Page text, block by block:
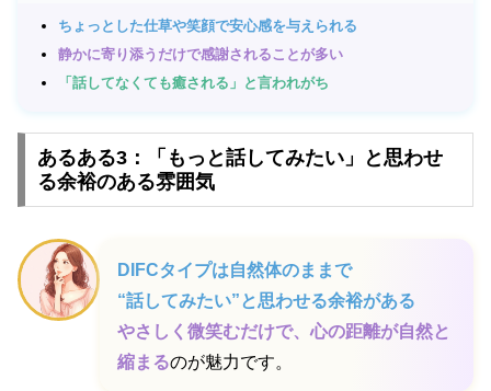
ちょっとした仕草や笑顔で安心感を与えられる
静かに寄り添うだけで感謝されることが多い
「話してなくても癒される」と言われがち
あるある3：「もっと話してみたい」と思わせ
る余裕のある雰囲気
DIFCタイプは自然体のままで
“話してみたい”と思わせる余裕がある
やさしく微笑むだけで、心の距離が自然と
縮まるのが魅力です。